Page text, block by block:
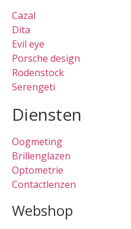
Cazal
Dita
Evil eye
Porsche design
Rodenstock
Serengeti
Diensten
Oogmeting
Brillenglazen
Optometrie
Contactlenzen
Webshop